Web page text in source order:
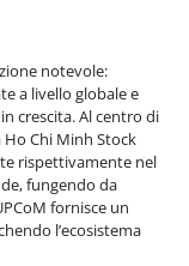
notevole:
a livello globale e
crescita. Al centro di
Chi Minh Stock
rispettivamente nel
fungendo da
fornisce un
l’ecosistema